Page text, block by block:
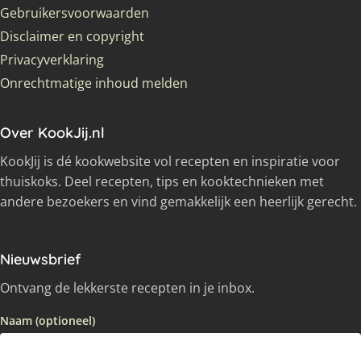
Gebruikersvoorwaarden
Disclaimer en copyright
Privacyverklaring
Onrechtmatige inhoud melden
Over KookJij.nl
KookJij is dé kookwebsite vol recepten en inspiratie voor
thuiskoks. Deel recepten, tips en kooktechnieken met
andere bezoekers en vind gemakkelijk een heerlijk gerecht.
Nieuwsbrief
Ontvang de lekkerste recepten in je inbox.
Naam (optioneel)